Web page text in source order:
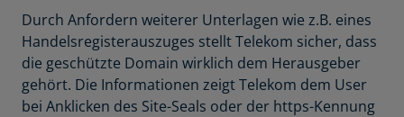
Durch Anfordern weiterer Unterlagen wie z.B. eines
Handelsregisterauszuges stellt Telekom sicher, dass
die geschützte Domain wirklich dem Herausgeber
gehört. Die Informationen zeigt Telekom dem User
bei Anklicken des Site-Seals oder der https-Kennung